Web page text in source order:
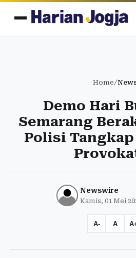
Home/
Demo Hari
Semarang
Polisi
Newswire
Kamis, 01 Mei
A- A